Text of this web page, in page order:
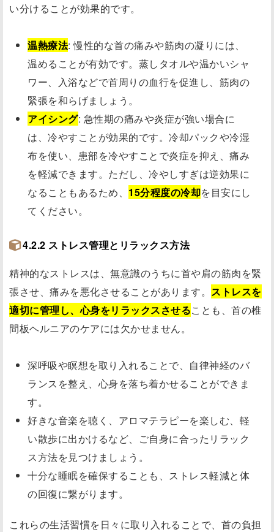
い分けることが効果的です。
温熱療法: 慢性的な首の痛みや筋肉の凝りには、
温めることが有効です。蒸しタオルや温かいシャ
ワー、入浴などで首周りの血行を促進し、筋肉の
緊張を和らげましょう。
アイシング: 急性期の痛みや炎症が強い場合に
は、冷やすことが効果的です。冷却パックや冷湿
布を使い、患部を冷やすことで炎症を抑え、痛み
を軽減できます。ただし、冷やしすぎは逆効果に
なることもあるため、 15分程度の冷却を目安にし
てください。
4.2.2 ストレス管理とリラックス方法
精神的なストレスは、無意識のうちに首や肩の筋肉を緊
張させ、痛みを悪化させることがあります。 ストレスを
適切に管理し、心身をリラックスさせることも、首の椎
間板ヘルニアのケアには欠かせません。
深呼吸や瞑想を取り入れることで、自律神経のバ
ランスを整え、心身を落ち着かせることができま
す。
好きな音楽を聴く、アロマテラピーを楽しむ、軽
い散歩に出かけるなど、ご自身に合ったリラック
ス方法を見つけましょう。
十分な睡眠を確保することも、ストレス軽減と体
の回復に繋がります。
これらの生活習慣を日々に取り入れることで、首の負担